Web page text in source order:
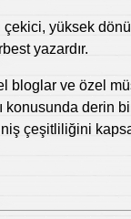
yüksek
yazardır.
bloglar ve özel
konusunda derin
çeşitliliğini